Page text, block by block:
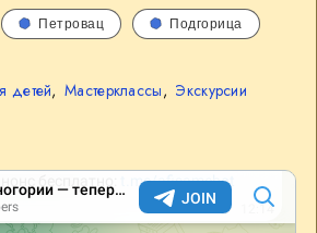
Петровац Подгорица
детей, Мастерклассы, Экскурсии